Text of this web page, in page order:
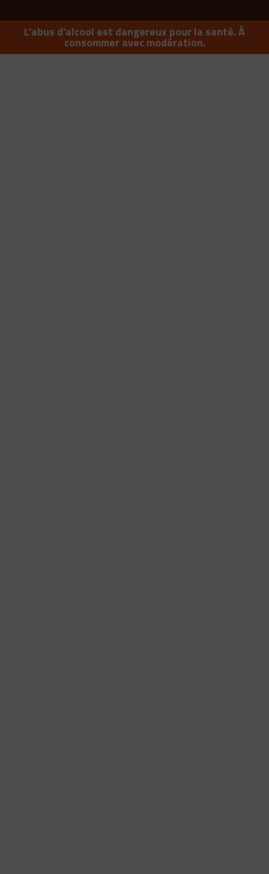
L'abus d'alcool est dangereux pour la santé. À
consommer avec modération.